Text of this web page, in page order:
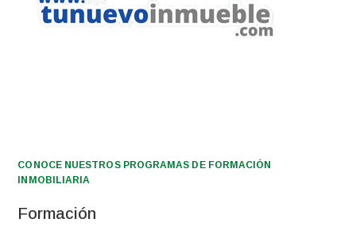
CONOCE NUESTROS PROGRAMAS DE FORMACIÓN
INMOBILIARIA
Formación